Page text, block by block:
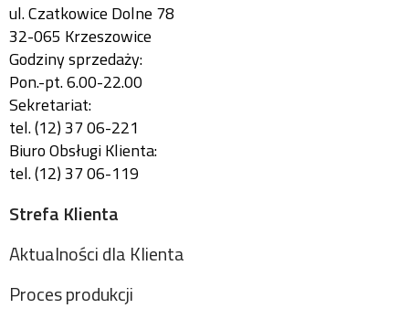
ul. Czatkowice Dolne 78
32-065 Krzeszowice
Godziny sprzedaży:
Pon.-pt. 6.00-22.00
Sekretariat:
tel. (12) 37 06-221
Biuro Obsługi Klienta:
tel. (12) 37 06-119
Strefa Klienta
Aktualności dla Klienta
Proces produkcji